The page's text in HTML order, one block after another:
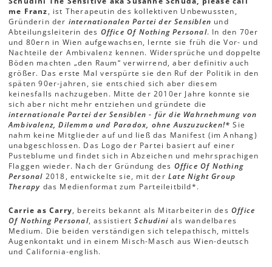
me Franz, ist Therapeutin des kollektiven Unbewussten,
Gründerin der internationalen Partei der Sensiblen und
Abteilungsleiterin des Office Of Nothing Personal. In den 70er
und 80ern in Wien aufgewachsen, lernte sie früh die Vor- und
Nachteile der Ambivalenz kennen. Widersprüche und doppelte
Böden machten „den Raum“ verwirrend, aber definitiv auch
größer. Das erste Mal verspürte sie den Ruf der Politik in den
späten 90er-jahren, sie entschied sich aber diesem
keinesfalls nachzugeben. Mitte der 2010er Jahre konnte sie
sich aber nicht mehr entziehen und gründete die
internationale Partei der Sensiblen - für die Wahrnehmung von
Ambivalenz, Dilemma und Paradox, ohne Auszuzucken!* Sie
nahm keine Mitglieder auf und ließ das Manifest (im Anhang)
unabgeschlossen. Das Logo der Partei basiert auf einer
Pusteblume und findet sich in Abzeichen und mehrsprachigen
Flaggen wieder. Nach der Gründung des Office Of Nothing
Personal 2018, entwickelte sie, mit derLate Night Group
Therapy das Medienformat zum Parteileitbild*.
Carrie as Carry, bereits bekannt als Mitarbeiterin desOffice
Of Nothing Personal, assistiertSchudini als wandelbares
Medium. Die beiden verständigen sich telepathisch, mittels
Augenkontakt und in einem Misch-Masch aus Wien-deutsch
und California-english.